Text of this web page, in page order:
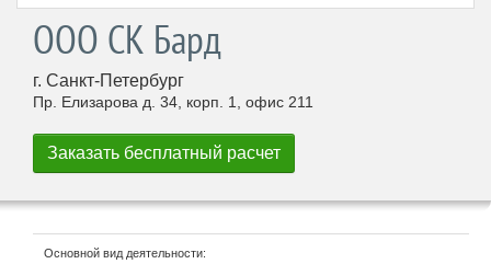
ООО СК Бард
г. Санкт-Петербург
Пр. Елизарова д. 34, корп. 1, офис 211
Основной вид деятельности: